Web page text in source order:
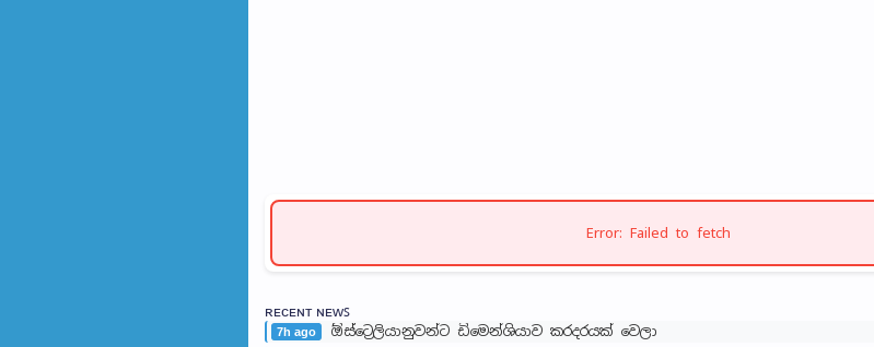
Error: Failed to fetch
ʀᴇᴄᴇɴᴛ ɴᴇᴡꜱ
7h ago ඕස්ට්‍රෙලියානුවන්ට ඩිමෙන්ශියාව කරදරයක් වෙලා